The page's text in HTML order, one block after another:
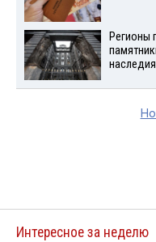
Регионы
наследия
Интересное за неделю